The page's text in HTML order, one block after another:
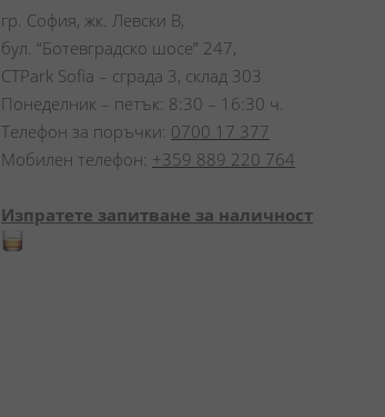
гр. София, жк. Левски В,
бул. “Ботевградско шосе” 247,
CTPark Sofia – сграда 3, склад 303
Понеделник – петък: 8:30 – 16:30 ч.
Телефон за поръчки: 0700 17 377
Мобилен телефон: +359 889 220 764
Изпратете запитване за наличност